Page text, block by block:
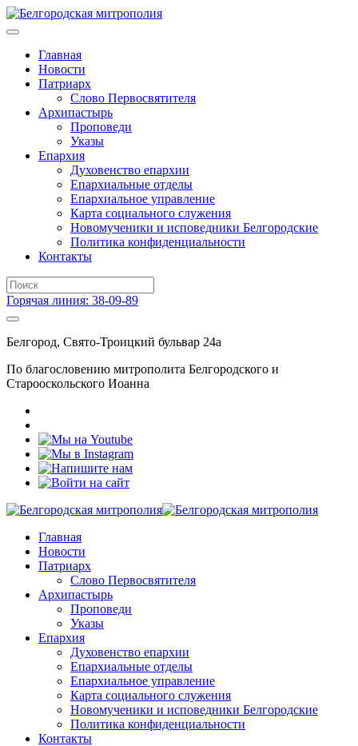
Главная
Новости
Патриарх
Слово Первосвятителя
Архипастырь
Проповеди
Указы
Епархия
Духовенство епархии
Епархиальные отделы
Епархиальное управление
Карта социального служения
Новомученики и исповедники Белгородские
Политика конфиденциальности
Контакты
Горячая линия: 38-09-89
Белгород, Свято-Троицкий бульвар 24а
По благословению митрополита Белгородского и
Старооскольского Иоанна
Главная
Новости
Патриарх
Слово Первосвятителя
Архипастырь
Проповеди
Указы
Епархия
Духовенство епархии
Епархиальные отделы
Епархиальное управление
Карта социального служения
Новомученики и исповедники Белгородские
Политика конфиденциальности
Контакты